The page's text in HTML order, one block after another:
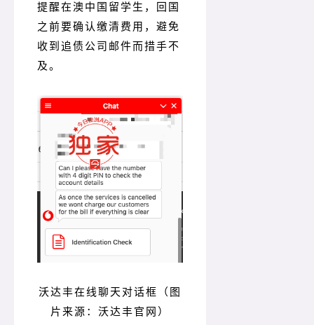
提醒在澳中国留学生，回国
之前要确认缴清费用，避免
收到追债公司邮件而措手不
及。
沃达丰在线聊天对话框（图
片来源：沃达丰官网）